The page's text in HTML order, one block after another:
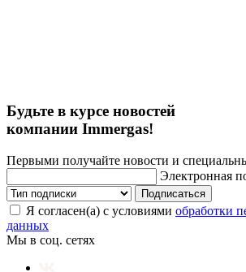
Будьте в курсе новостей
компании Immergas!
Первыми получайте новости и
Электронная
Подписаться
Я согласен(а) с условиями обработки
данных
Мы в соц. сетях